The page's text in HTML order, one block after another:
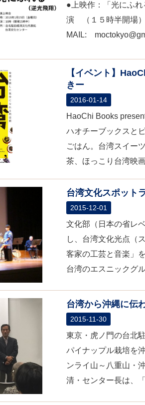
●上映作：「光にふ
演 （１５時半開場）
MAIL:
【イベント】
きー
2016-01-14
HaoChi Books
ハオチーブックスと
ごはん。台湾スイー
茶、ほっこり台湾映
台湾文化スポット
2015-12-01
文化部（日本の省レ
し、台湾文化光点（
客家の工芸と音楽」
台湾のエスニックグ
台湾から沖縄に伝
2015-11-30
東京・虎ノ門の台北
パイナップル栽培を
ンライ山～八重山・
清・センター長は、